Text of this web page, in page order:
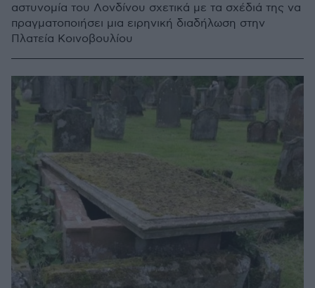
αστυνομία του Λονδίνου σχετικά με τα σχέδιά της να
πραγματοποιήσει μια ειρηνική διαδήλωση στην
Πλατεία Κοινοβουλίου